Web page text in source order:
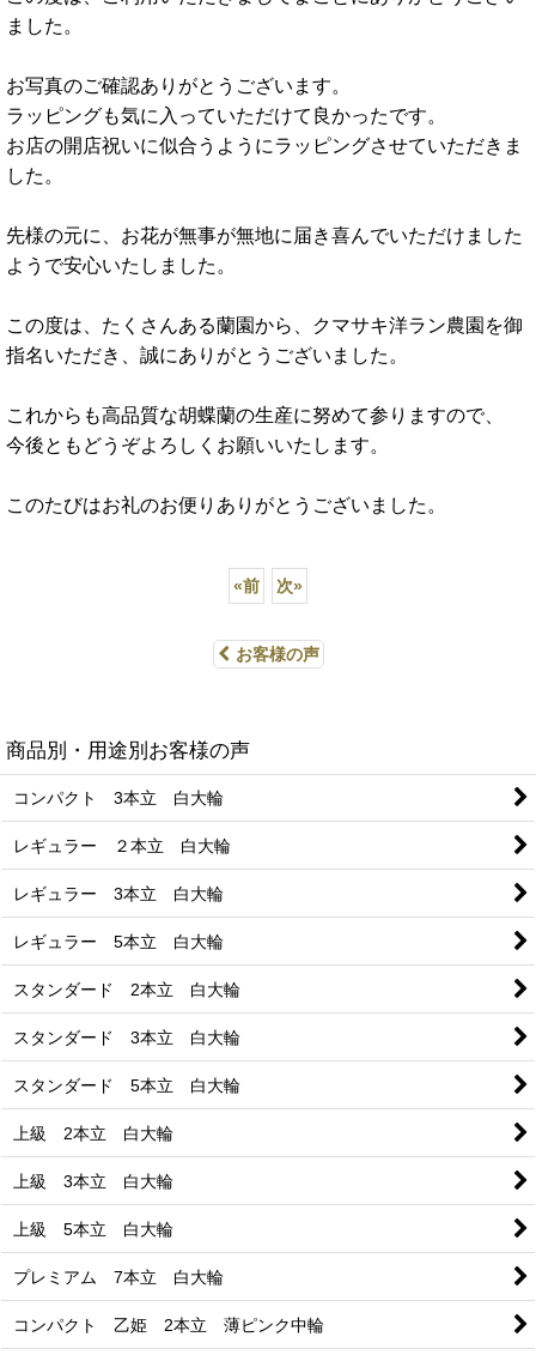
ました。
お写真のご確認ありがとうございます。
ラッピングも気に入っていただけて良かったです。
お店の開店祝いに似合うようにラッピングさせていただきま
した。
先様の元に、お花が無事が無地に届き喜んでいただけました
ようで安心いたしました。
この度は、たくさんある蘭園から、クマサキ洋ラン農園を御
指名いただき、誠にありがとうございました。
これからも高品質な胡蝶蘭の生産に努めて参りますので、
今後ともどうぞよろしくお願いいたします。
このたびはお礼のお便りありがとうございました。
«前 次»
お客様の声
商品別・用途別お客様の声
コンパクト 3本立 白大輪
レギュラー ２本立 白大輪
レギュラー 3本立 白大輪
レギュラー 5本立 白大輪
スタンダード 2本立 白大輪
スタンダード 3本立 白大輪
スタンダード 5本立 白大輪
上級 2本立 白大輪
上級 3本立 白大輪
上級 5本立 白大輪
プレミアム 7本立 白大輪
コンパクト 乙姫 2本立 薄ピンク中輪